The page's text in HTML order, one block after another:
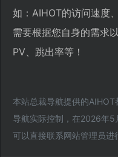
如：AIHOT的访问速度
需要根据您自身的需求
PV、跳出率等！
本站总裁导航提供的
导航实际控制，在2026年5
可以直接联系网站管理员进